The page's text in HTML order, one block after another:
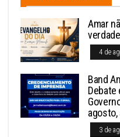
Amar
4 de
Band
3 de